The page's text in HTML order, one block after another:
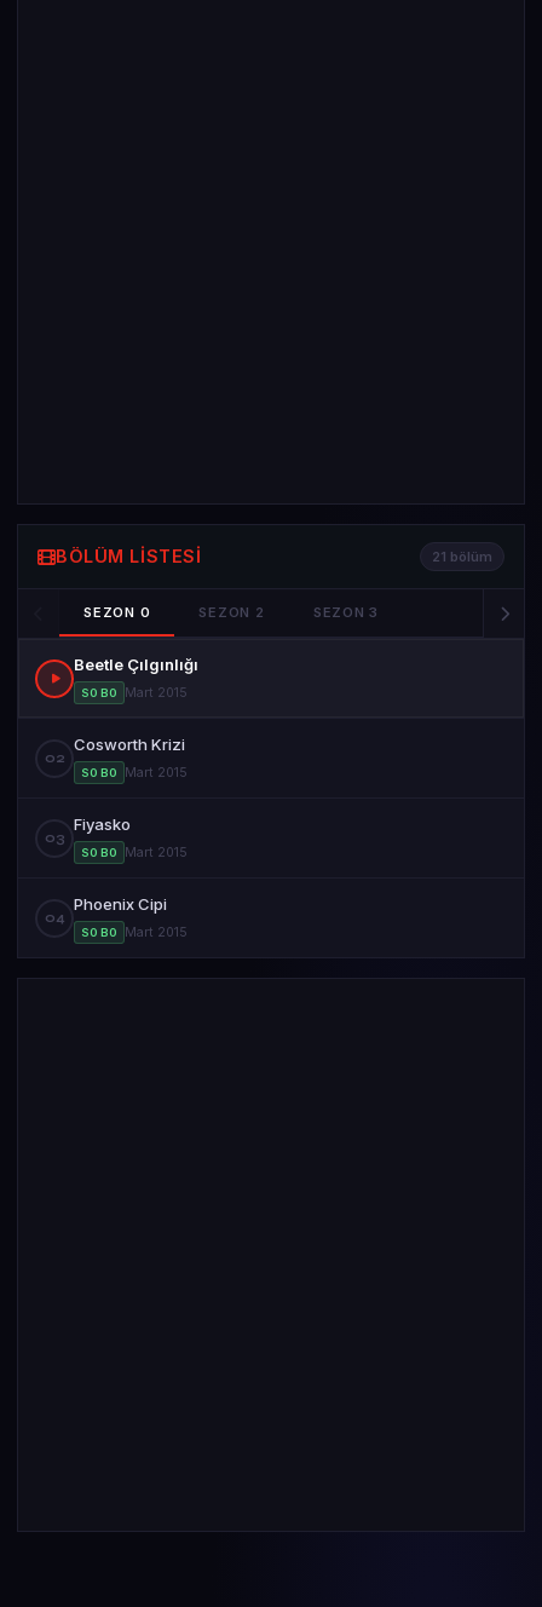
BÖLÜM LISTESI 21 bölüm
SEZON 0 SEZON 2 SEZON 3
Beetle Çılgınlığı
S0 B0 Mart 2015
02
Cosworth Krizi
S0 B0 Mart 2015
03
Fiyasko
S0 B0 Mart 2015
04
Phoenix Cipi
S0 B0 Mart 2015